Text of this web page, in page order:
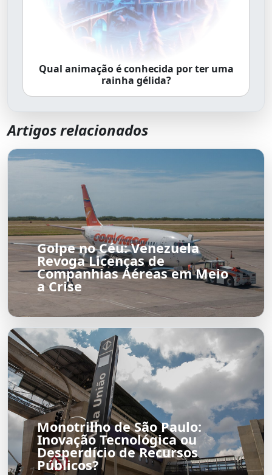
Qual animação é conhecida por ter uma
rainha gélida?
Artigos relacionados
Golpe no Céu: Venezuela
Revoga Licenças de
Companhias Aéreas em Meio
a Crise
Monotrilho de São Paulo:
Inovação Tecnológica ou
Desperdício de Recursos
Públicos?